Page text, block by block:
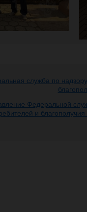
служба по
Федеральной
и